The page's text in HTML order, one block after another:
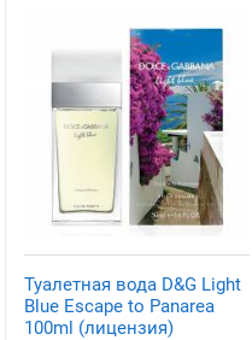
Туалетная вода D&G Light
Blue Escape to Panarea
100ml (лицензия)